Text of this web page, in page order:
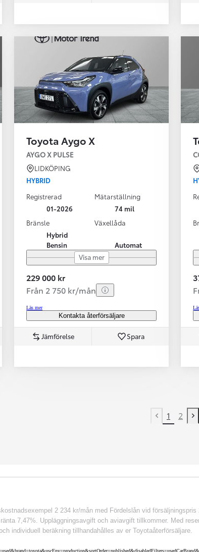
Toyota Aygo X
AYGO X PULSE
LIDKÖPING
HYBRID
Registrerad
01-2026
Mätarställning
74 mil
Bränsle
Hybrid
Bensin
Växellåda
Automat
Visa mer
229 000 kr
Från 2 750 kr/mån
Läs mer
Kontakta återförsäljare
Jämförelse Spara
Previous
1 2
2 234 kr/mån med Fördelslån vid
7,47%. Uppläggningsavgift och aviavgift tillkommer. Med
individuell beräkning tillhandahålles av er Toyotaåterförsäljare.